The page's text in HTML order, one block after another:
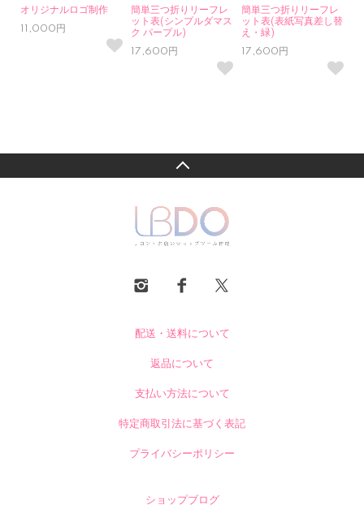
オリジナルロゴ制作
11,000円
簡単三つ折りリーフレ
ット表(シンプルダマス
ク パープル)
17,600円
簡単三つ折りリーフレ
ット表(表紙写真差し替
え・緑)
17,600円
配送・送料について
返品について
支払い方法について
特定商取引法に基づく表記
プライバシーポリシー
ショップブログ